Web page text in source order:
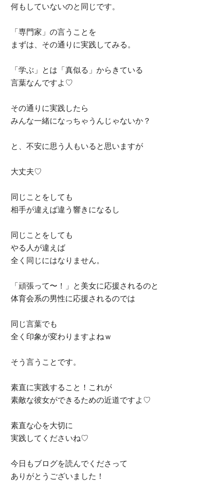
何もしていないのと同じです。
「専門家」の言うことを
まずは、その通りに実践してみる。
「学ぶ」とは「真似る」からきている
言葉なんですよ♡
その通りに実践したら
みんな一緒になっちゃうんじゃないか？
と、不安に思う人もいると思いますが
大丈夫♡
同じことをしても
相手が違えば違う響きになるし
同じことをしても
やる人が違えば
全く同じにはなりません。
「頑張って〜！」と美女に応援されるのと
体育会系の男性に応援されるのでは
同じ言葉でも
全く印象が変わりますよねｗ
そう言うことです。
素直に実践すること！これが
素敵な彼女ができるための近道ですよ♡
素直な心を大切に
実践してくださいね♡
今日もブログを読んでくださって
ありがとうございました！